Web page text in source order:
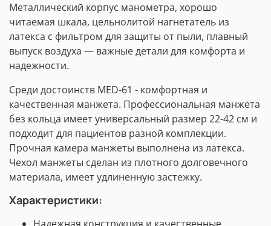
Металлический корпус манометра, хорошо
читаемая шкала, цельнолитой нагнетатель из
латекса с фильтром для защиты от пыли, плавный
выпуск воздуха — важные детали для комфорта и
надежности.
Среди достоинств MED-61 - комфортная и
качественная манжета. Профессиональная манжета
без кольца имеет универсальный размер 22-42 см и
подходит для пациентов разной комплекции.
Прочная камера манжеты выполнена из латекса.
Чехол манжеты сделан из плотного долговечного
материала, имеет удлиненную застежку.
Характеристики: